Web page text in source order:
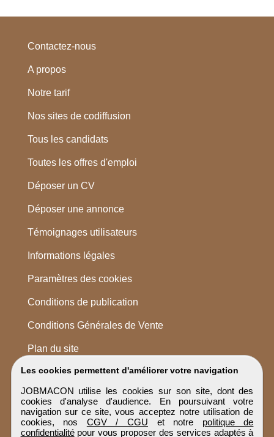
Les cookies permettent d'améliorer votre navigation
JOBMACON utilise les cookies sur son site, dont des
cookies d'analyse d'audience. En poursuivant votre
navigation sur ce site, vous acceptez notre utilisation de
cookies, nos CGV / CGU et notre politique de
confidentialitépour vous proposer des services adaptés à
Contactez-nous
A propos
Notre tarif
Nos sites de codiffusion
Tous les candidats
Toutes les offres d'emploi
Déposer un CV
Déposer une annonce
Témoignages utilisateurs
Informations légales
Paramètres des cookies
Conditions de publication
Conditions Générales de Vente
Plan du site